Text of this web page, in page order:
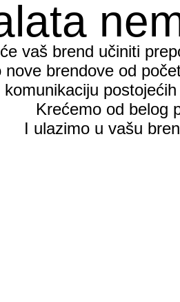
vaš brend učiniti
brendove od
komunikaciju
Krećemo od belog
I ulazimo u vašu